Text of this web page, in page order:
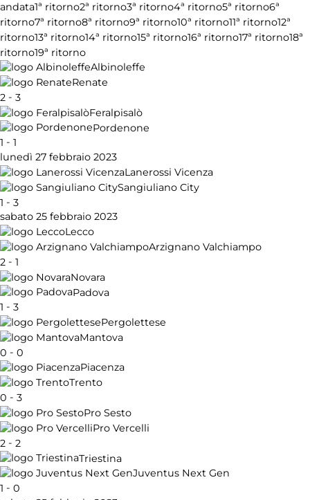
andata1ª ritorno2ª ritorno3ª ritorno4ª ritorno5ª ritorno6ª
ritorno7ª ritorno8ª ritorno9ª ritorno10ª ritorno11ª ritorno12ª
ritorno13ª ritorno14ª ritorno15ª ritorno16ª ritorno17ª ritorno18ª
ritorno19ª ritorno
Albinoleffe
Renate
2 - 3
Feralpisalò
Pordenone
1 - 1
lunedì 27 febbraio 2023
Lanerossi Vicenza
Sangiuliano City
1 - 3
sabato 25 febbraio 2023
Lecco
Arzignano Valchiampo
2 - 1
Novara
Padova
1 - 3
Pergolettese
Mantova
0 - 0
Piacenza
Trento
0 - 3
Pro Sesto
Pro Vercelli
2 - 2
Triestina
Juventus Next Gen
1 - 0